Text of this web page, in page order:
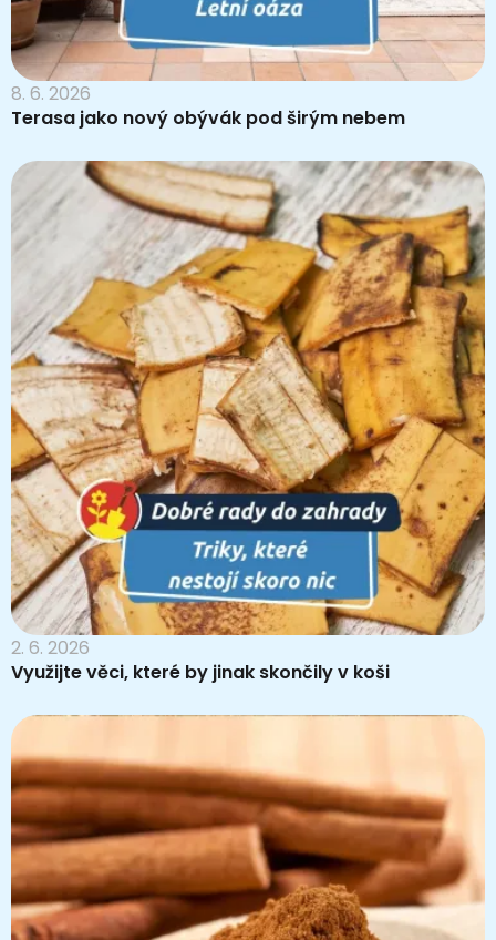
8. 6. 2026
Terasa jako nový obývák pod širým nebem
2. 6. 2026
Využijte věci, které by jinak skončily v koši